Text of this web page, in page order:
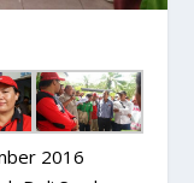
2016